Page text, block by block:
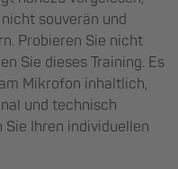
souverän und
Probieren Sie nicht
Sie dieses Training. Es
Mikrofon inhaltlich,
und technisch
Ihren individuellen